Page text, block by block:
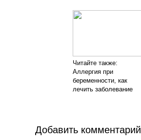
Читайте также:
Аллергия при
беременности, как
лечить заболевание
Добавить комментарий